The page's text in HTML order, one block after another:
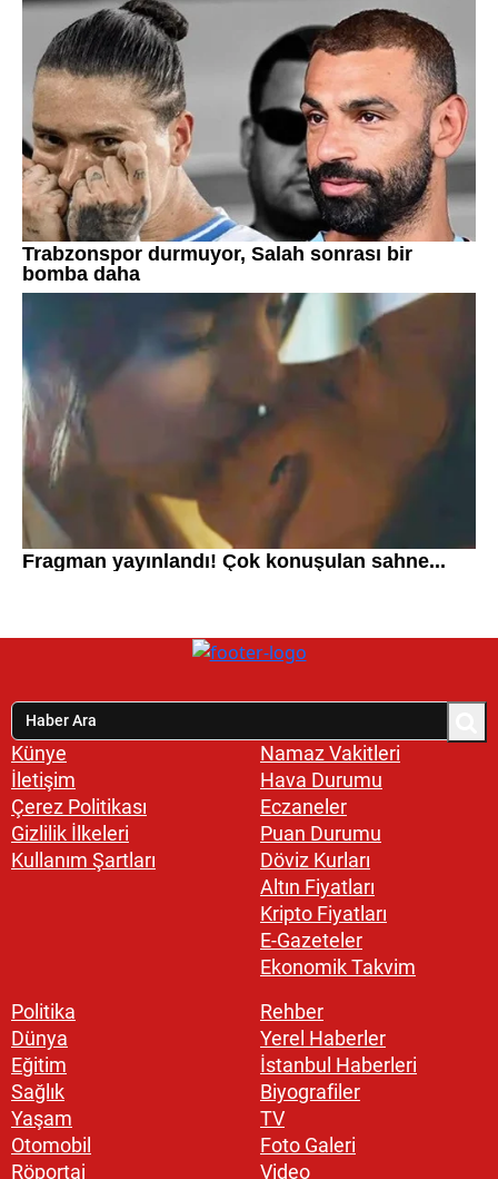
Künye
İletişim
Çerez Politikası
Gizlilik İlkeleri
Kullanım Şartları
Namaz Vakitleri
Hava Durumu
Eczaneler
Puan Durumu
Döviz Kurları
Altın Fiyatları
Kripto Fiyatları
E-Gazeteler
Ekonomik Takvim
Politika
Dünya
Eğitim
Sağlık
Yaşam
Otomobil
Röportaj
Rehber
Yerel Haberler
İstanbul Haberleri
Biyografiler
TV
Foto Galeri
Video